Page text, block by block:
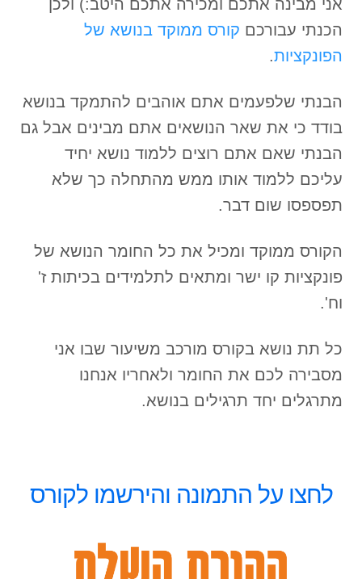
אני מבינה אתכם ומכירה אתכם היטב:) ולכן
הכנתי עבורכם קורס ממוקד בנושא של
הפונקציות.
הבנתי שלפעמים אתם אוהבים להתמקד בנושא
בודד כי את שאר הנושאים אתם מבינים אבל גם
הבנתי שאם אתם רוצים ללמוד נושא יחיד
עליכם ללמוד אותו ממש מהתחלה כך שלא
תפספסו שום דבר.
הקורס ממוקד ומכיל את כל החומר הנושא של
פונקציות קו ישר ומתאים לתלמידים בכיתות ז'
וח'.
כל תת נושא בקורס מורכב משיעור שבו אני
מסבירה לכם את החומר ולאחריו אנחנו
מתרגלים יחד תרגילים בנושא.
לחצו על התמונה והירשמו לקורס